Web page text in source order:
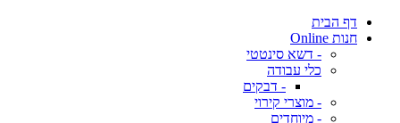
דף הבית
חנות Online
- דשא סינטטי
כלי עבודה
- דבקים
- מוצרי קירוי
- מיוחדים